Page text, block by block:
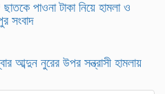
পাওনা টাকা নিয়ে হামলা ও
সংবাদ
আব্দুন নুরের উপর সন্ত্রাসী হামলায়